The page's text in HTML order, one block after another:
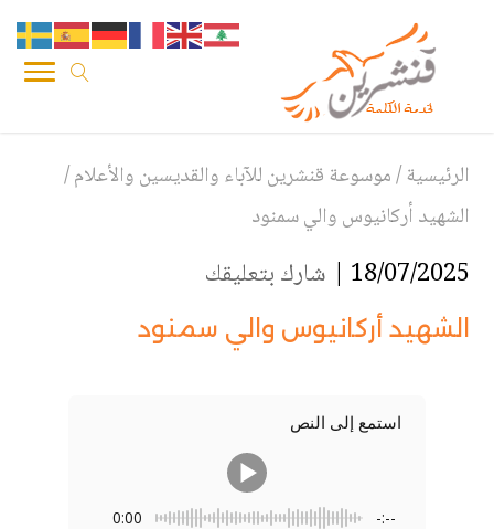
الرئيسية/موسوعة قنشرين للآباء والقديسين والأعلام/
الشهيد أركانيوس والي سمنود
18/07/2025 | شارك بتعليقك
الشهيد أركانيوس والي سمنود
استمع إلى النص
0:00 -:--